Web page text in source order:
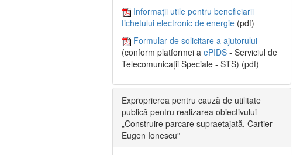
Informații utile pentru beneficiarii
tichetului electronic de energie (pdf)
Formular de solicitare a ajutorului
(conform platformei a ePIDS - Serviciul de
Telecomunicații Speciale - STS) (pdf)
Exproprierea pentru cauză de utilitate
publică pentru realizarea obiectivului
„Construire parcare supraetajată, Cartier
Eugen Ionescu”